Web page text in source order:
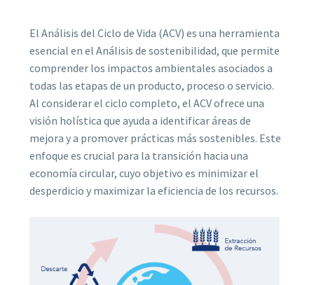
El Análisis del Ciclo de Vida (ACV) es una herramienta
esencial en el Análisis de sostenibilidad, que permite
comprender los impactos ambientales asociados a
todas las etapas de un producto, proceso o servicio.
Al considerar el ciclo completo, el ACV ofrece una
visión holística que ayuda a identificar áreas de
mejora y a promover prácticas más sostenibles. Este
enfoque es crucial para la transición hacia una
economía circular, cuyo objetivo es minimizar el
desperdicio y maximizar la eficiencia de los recursos.